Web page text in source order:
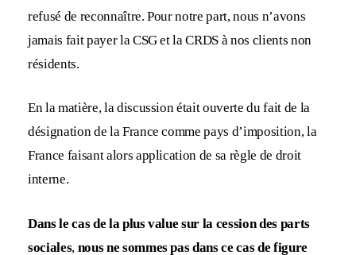
refusé de reconnaître. Pour notre part, nous n’avons
jamais fait payer la CSG et la CRDS à nos clients non
résidents.
En la matière, la discussion était ouverte du fait de la
désignation de la France comme pays d’imposition, la
France faisant alors application de sa règle de droit
interne.
Dans le cas de la plus value sur la cession des parts
sociales, nous ne sommes pas dans ce cas de figure